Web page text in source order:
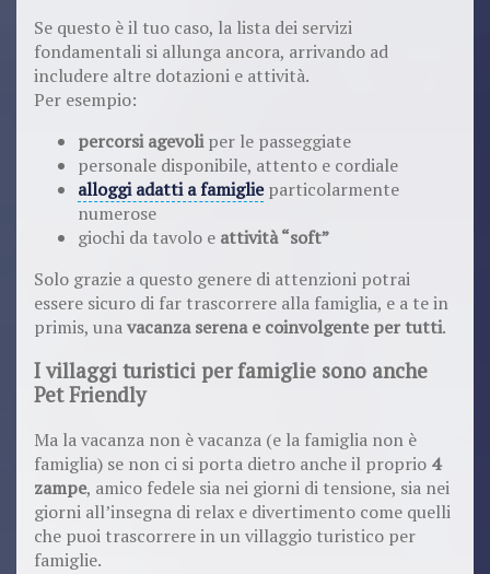
Se questo è il tuo caso, la lista dei servizi
fondamentali si allunga ancora, arrivando ad
includere altre dotazioni e attività.
Per esempio:
percorsi agevoliper le passeggiate
personale disponibile, attento e cordiale
alloggi adatti a famiglieparticolarmente
numerose
giochi da tavolo e attività “soft”
Solo grazie a questo genere di attenzioni potrai
essere sicuro di far trascorrere alla famiglia, e a te in
primis, unavacanza serena e coinvolgente per tutti.
I villaggi turistici per famiglie sono anche
Pet Friendly
Ma la vacanza non è vacanza (e la famiglia non è
famiglia) se non ci si porta dietro anche il proprio 4
zampe, amico fedele sia nei giorni di tensione, sia nei
giorni all’insegna di relax e divertimento come quelli
che puoi trascorrere in un villaggio turistico per
famiglie.